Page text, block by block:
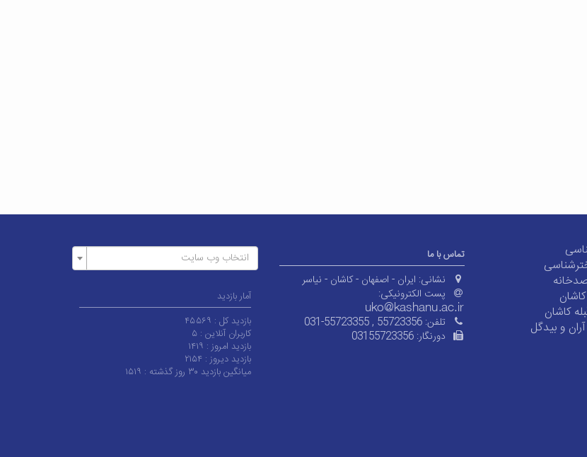
کاشان
و بیدگل
تماس با ما
نشانی: ایران - اصفهان - کاشان - نیاسر
پست الکترونیکی:
تلفن: 031-55723355 , 55723356
دورنگار: 03155723356
انتخاب وب سایت
آمار بازدید
بازدید کل : ۴۵۵۶۹
کاربران آنلاین :۵
بازدید امروز : ۱۴۱۹
بازدید دیروز : ۲۱۵۴
میانگین بازدید ۳۰ روز گذشته :
۱۵۱۹